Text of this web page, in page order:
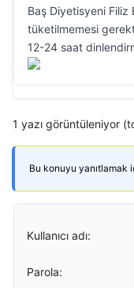
Baş Diyetisyeni
tüketilmemesi
12-24 saat
1 yazı görüntüleniyor
Bu konuyu yanıtlamak
Kullanıcı adı:
Parola: